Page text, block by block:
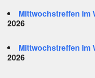
Mittwochstreffen im
2026
Mittwochstreffen im
2026